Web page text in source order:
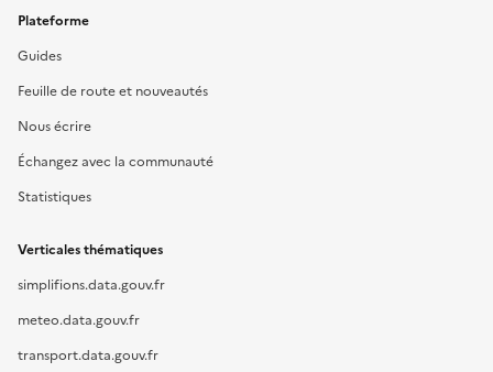
Plateforme
Guides
Feuille de route et nouveautés
Nous écrire
Échangez avec la communauté
Statistiques
Verticales thématiques
simplifions.data.gouv.fr
meteo.data.gouv.fr
transport.data.gouv.fr